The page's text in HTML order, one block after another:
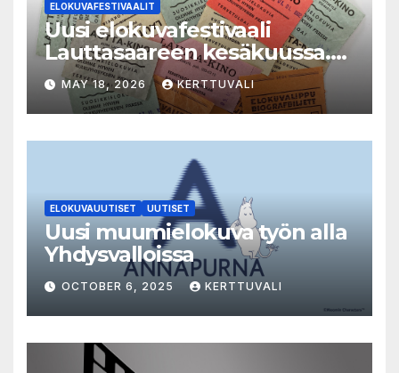
ELOKUVAFESTIVAALIT
Uusi elokuvafestivaali
Lauttasaareen kesäkuussa.
LAUTTA-KINO esittää kaikki
elokuvat 35mm-filmiltä.
MAY 18, 2026 KERTTUVALI
ELOKUVAUUTISET UUTISET
Uusi muumielokuva työn alla
Yhdysvalloissa
OCTOBER 6, 2025 KERTTUVALI